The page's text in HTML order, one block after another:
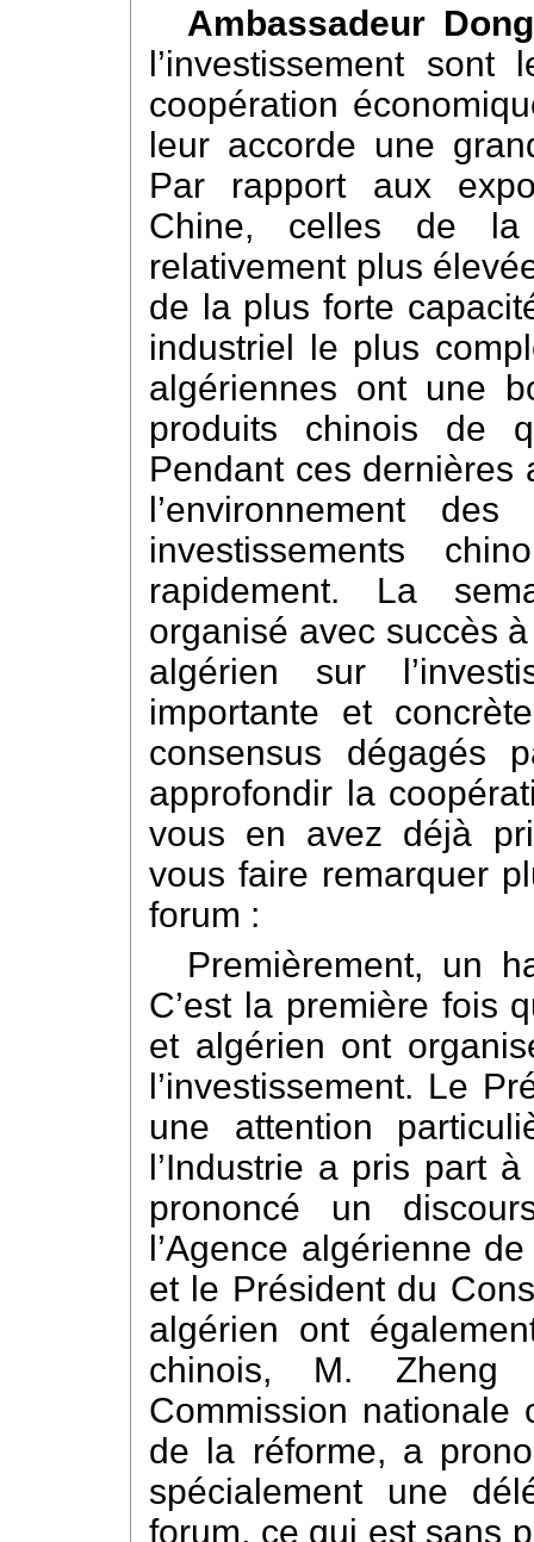
Ambassadeur Dong
l’investissement
coopération
leur accorde une
Par rapport aux
Chine, celles de la
relativement plus
de la plus forte
industriel le plus
algériennes ont une
produits chinois de
Pendant ces dernières
l’environnement
investissements
rapidement. La
organisé avec succès
algérien sur
importante et
consensus dégagés
approfondir la
vous en avez déjà
vous faire remarquer
forum :
Premièrement, un
C’est la première fois
et algérien ont
l’investissement. Le
une attention
l’Industrie a pris part
prononcé un
l’Agence algérienne
et le Président du
algérien ont
chinois, M. Zheng
Commission nationale
de la réforme, a
spécialement une
forum, ce qui est sans